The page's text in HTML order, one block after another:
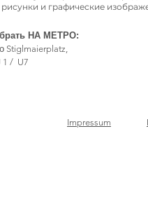
рисунки и графические
НА МЕТРО:
Stiglmaierplatz,
1 / U7
Impressum